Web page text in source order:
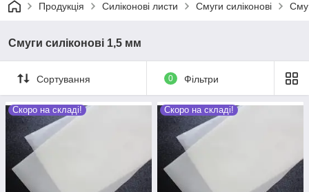
Продукція Силіконові листи Смуги силіконові
Смуги силіконові 1,5 мм
Сортування 0 Фільтри
Скоро на складі! Скоро на складі!